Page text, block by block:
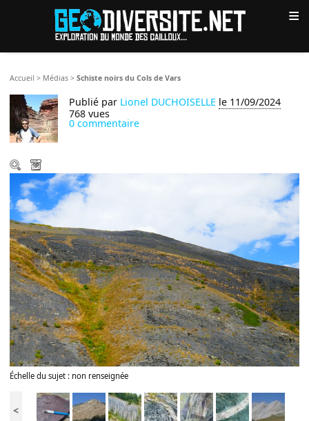
≡
Accueil > Médias >Schiste noirs du Cols de Vars
Publié par Lionel DUCHOISELLE le 11/09/2024
768 vues
0 commentaire
Échelle du sujet : non renseignée
<